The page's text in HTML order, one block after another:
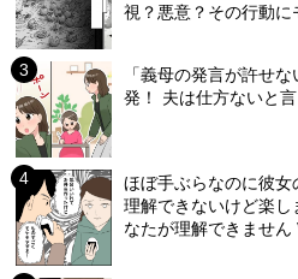
視？悪意？その行動
「義母の発言が許せ
発！ 夫は仕方ないと
ほぼ手ぶらなのに彼
理解できないけど楽
なたが理解できません